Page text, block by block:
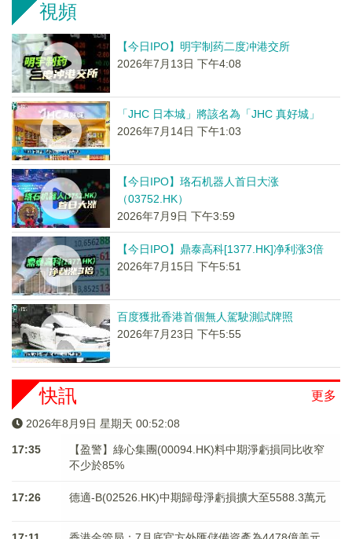
視頻
【今日IPO】明宇制药二度冲港交所
2026年7月13日 下午4:08
「JHC 日本城」將該名為「JHC 真好城」
2026年7月14日 下午1:03
【今日IPO】珞石机器人首日大涨
（03752.HK）
2026年7月9日 下午3:59
【今日IPO】鼎泰高科[1377.HK]净利涨3倍
2026年7月15日 下午5:51
百度獲批香港首個無人駕駛測試牌照
2026年7月23日 下午5:55
更多
快訊
2026年8月9日 星期天 00:52:08
17:35
【盈警】綠心集團(00094.HK)料中期淨虧損同比收窄
不少於85%
17:26 德適-B(02526.HK)中期歸母淨虧損擴大至5588.3萬元